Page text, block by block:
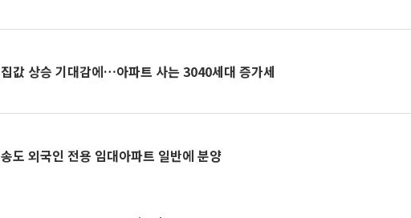
집값 상승 기대감에…아파트 사는 3040세대 증가세
송도 외국인 전용 임대아파트 일반에 분양